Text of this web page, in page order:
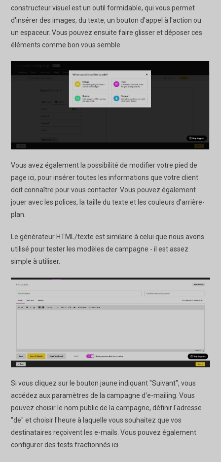
constructeur visuel est un outil formidable, qui vous permet
d'insérer des images, du texte, un bouton d'appel à l'action ou
un espaceur. Vous pouvez ensuite faire glisser et déposer ces
éléments comme bon vous semble.
Vous avez également la possibilité de modifier votre pied de
page ici, pour insérer toutes les informations que votre client
doit connaître pour vous contacter. Vous pouvez également
jouer avec les polices, la taille du texte et les couleurs d'arrière-
plan.
Le générateur HTML/texte est similaire à celui que nous avons
utilisé pour tester les modèles de campagne - il est assez
simple à utiliser.
Si vous cliquez sur le bouton jaune indiquant "Suivant", vous
accédez aux paramètres de la campagne d'e-mailing. Vous
pouvez choisir le nom public de la campagne, définir l'adresse
"de" et choisir l'heure à laquelle vous souhaitez que vos
destinataires reçoivent les e-mails. Vous pouvez également
configurer des tests fractionnés ici.